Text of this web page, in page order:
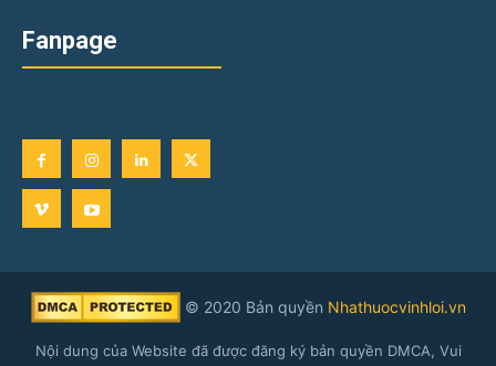
Fanpage
© 2020 Bản quyền Nhathuocvinhloi.vn
Nội dung của Website đã được đăng ký bản quyền DMCA, Vui